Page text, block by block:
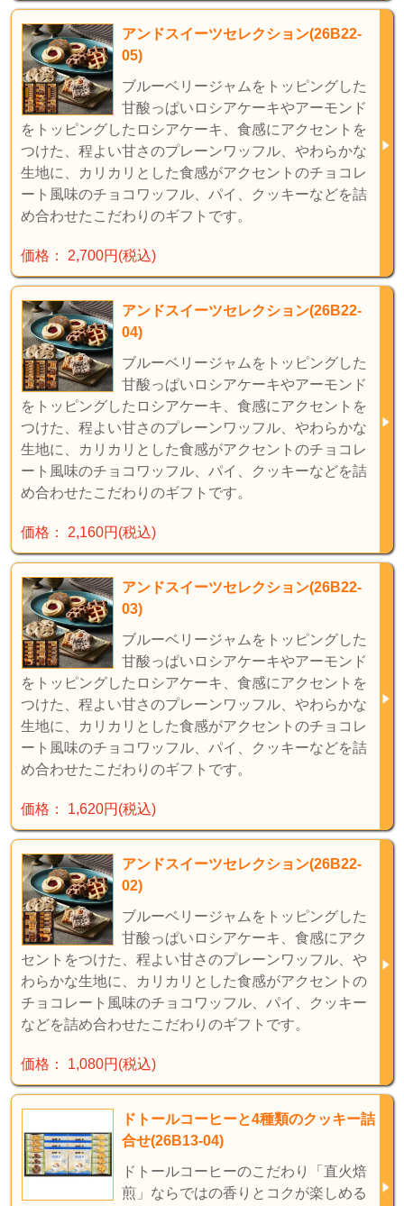
アンドスイーツセレクション(26B22-
05)
ブルーベリージャムをトッピングした
甘酸っぱいロシアケーキやアーモンド
をトッピングしたロシアケーキ、食感にアクセントを
つけた、程よい甘さのプレーンワッフル、やわらかな
生地に、カリカリとした食感がアクセントのチョコレ
ート風味のチョコワッフル、パイ、クッキーなどを詰
め合わせたこだわりのギフトです。
価格： 2,700円(税込)
アンドスイーツセレクション(26B22-
04)
ブルーベリージャムをトッピングした
甘酸っぱいロシアケーキやアーモンド
をトッピングしたロシアケーキ、食感にアクセントを
つけた、程よい甘さのプレーンワッフル、やわらかな
生地に、カリカリとした食感がアクセントのチョコレ
ート風味のチョコワッフル、パイ、クッキーなどを詰
め合わせたこだわりのギフトです。
価格： 2,160円(税込)
アンドスイーツセレクション(26B22-
03)
ブルーベリージャムをトッピングした
甘酸っぱいロシアケーキやアーモンド
をトッピングしたロシアケーキ、食感にアクセントを
つけた、程よい甘さのプレーンワッフル、やわらかな
生地に、カリカリとした食感がアクセントのチョコレ
ート風味のチョコワッフル、パイ、クッキーなどを詰
め合わせたこだわりのギフトです。
価格： 1,620円(税込)
アンドスイーツセレクション(26B22-
02)
ブルーベリージャムをトッピングした
甘酸っぱいロシアケーキ、食感にアク
セントをつけた、程よい甘さのプレーンワッフル、や
わらかな生地に、カリカリとした食感がアクセントの
チョコレート風味のチョコワッフル、パイ、クッキー
などを詰め合わせたこだわりのギフトです。
価格： 1,080円(税込)
ドトールコーヒーと4種類のクッキー詰
合せ(26B13-04)
ドトールコーヒーのこだわり「直火焙
煎」ならではの香りとコクが楽しめる